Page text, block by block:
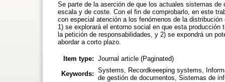
Se parte de la aserción de que los actuales sistemas
escala y de coste. Con el fin de comprobarlo, en este
con especial atención a los fenómenos de la
1) se explorará el entorno social en que esta
la petición de responsabilidades, y 2) se expondrá un
abordar a corto plazo.
Item type: Journal article (Paginated)
Keywords: Systems, Recordkeeeping systems,
de gestión de documentos, Sistemas de